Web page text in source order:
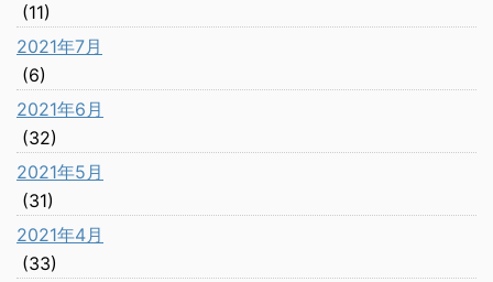
(11)
2021年7月
(6)
2021年6月
(32)
2021年5月
(31)
2021年4月
(33)